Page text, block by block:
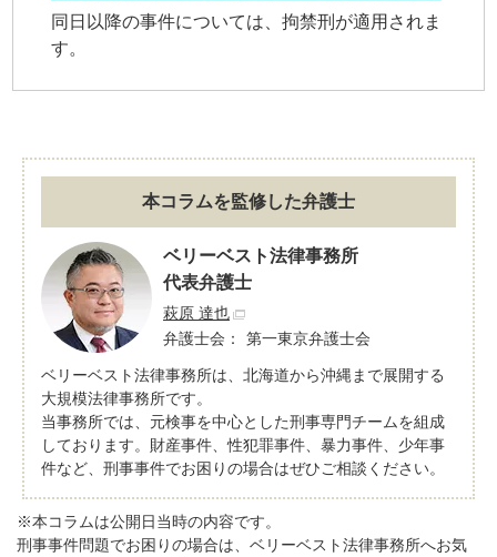
同日以降の事件については、拘禁刑が適用されま
す。
本コラムを監修した弁護士
ベリーベスト法律事務所
代表弁護士
萩原 達也
弁護士会：
第一東京弁護士会
ベリーベスト法律事務所は、北海道から沖縄まで展開する
大規模法律事務所です。
当事務所では、元検事を中心とした刑事専門チームを組成
しております。財産事件、性犯罪事件、暴力事件、少年事
件など、刑事事件でお困りの場合はぜひご相談ください。
※本コラムは公開日当時の内容です。
刑事事件問題でお困りの場合は、ベリーベスト法律事務所へお気